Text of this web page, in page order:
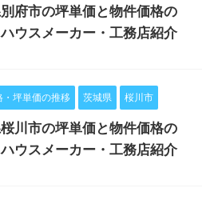
府市の坪単価と物件価格の
ウスメーカー・工務店紹介
・坪単価の推移 茨城県 桜川市
川市の坪単価と物件価格の
ウスメーカー・工務店紹介